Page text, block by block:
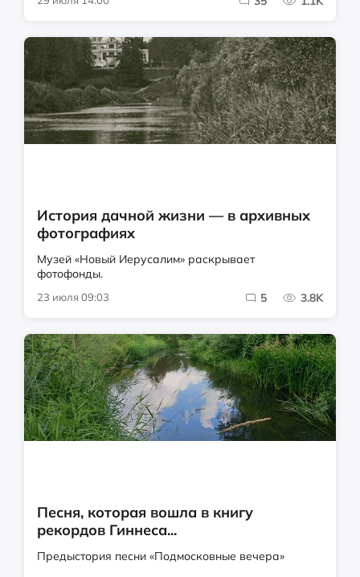
История дачной жизни — в архивных
фотографиях
Музей «Новый Иерусалим» раскрывает
фотофонды.
23 июля 09:03 5 3.8K
Песня, которая вошла в книгу
рекордов Гиннеса...
Предыстория песни «Подмосковные вечера»